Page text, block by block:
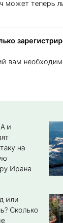
может теперь
вам
и
на
Ирана
или
Cколько